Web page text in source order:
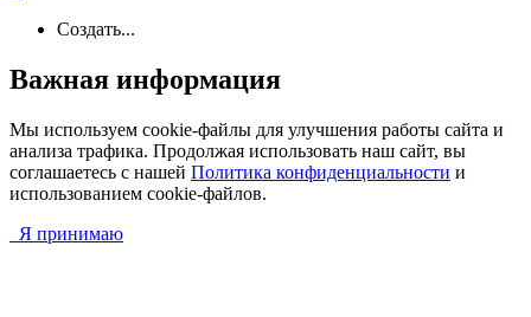
Создать...
Важная информация
Мы используем cookie-файлы для улучшения работы сайта и
анализа трафика. Продолжая использовать наш сайт, вы
соглашаетесь с нашей Политика конфиденциальности и
использованием cookie-файлов.
Я принимаю